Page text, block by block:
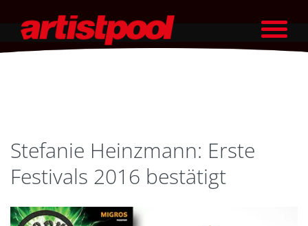
Stefanie Heinzmann: Erste
Festivals 2016 bestätigt